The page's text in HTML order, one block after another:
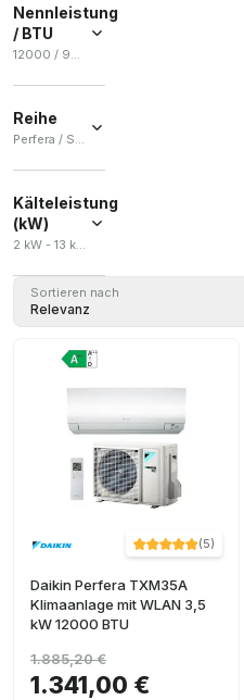
Nennleistung
/ BTU
12000 / 9000
9000
Reihe
Perfera / Sensira
( 22
Sensira
( 6 )
Kälteleistung
(kW)
2 kW - 13 kW
Sortieren nach
Relevanz
(5)
Daikin Perfera TXM35A
Klimaanlage mit WLAN 3,5
kW 12000 BTU
1.341,00 €
1.885,20 €